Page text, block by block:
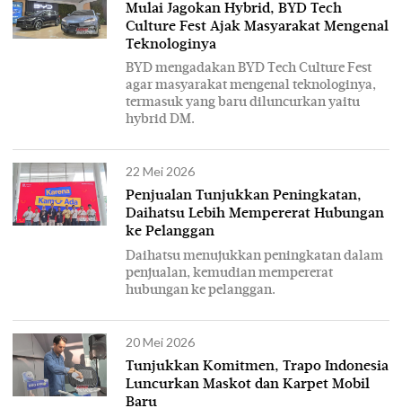
Mulai Jagokan Hybrid, BYD Tech
Culture Fest Ajak Masyarakat Mengenal
Teknologinya
BYD mengadakan BYD Tech Culture Fest
agar masyarakat mengenal teknologinya,
termasuk yang baru diluncurkan yaitu
hybrid DM.
22 Mei 2026
Penjualan Tunjukkan Peningkatan,
Daihatsu Lebih Mempererat Hubungan
ke Pelanggan
Daihatsu menujukkan peningkatan dalam
penjualan, kemudian mempererat
hubungan ke pelanggan.
20 Mei 2026
Tunjukkan Komitmen, Trapo Indonesia
Luncurkan Maskot dan Karpet Mobil
Baru